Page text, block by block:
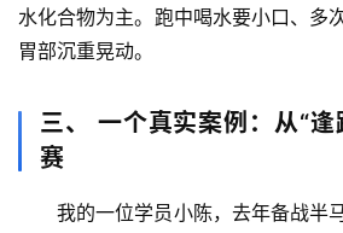
史
档
宇
宙
水化合物为主。跑中喝水要小口、多
胃部沉重晃动。
三、 一个真实案例：从“
赛
我的一位学员小陈，去年备战半